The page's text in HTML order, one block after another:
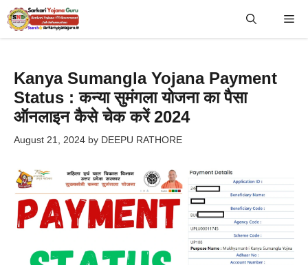
Skip
to
Kanya Sumangla Yojana Payment
Status : कन्या सुमंगला योजना का पैसा
ऑनलाइन कैसे चेक करें 2024
August 21, 2024 by DEEPU RATHORE